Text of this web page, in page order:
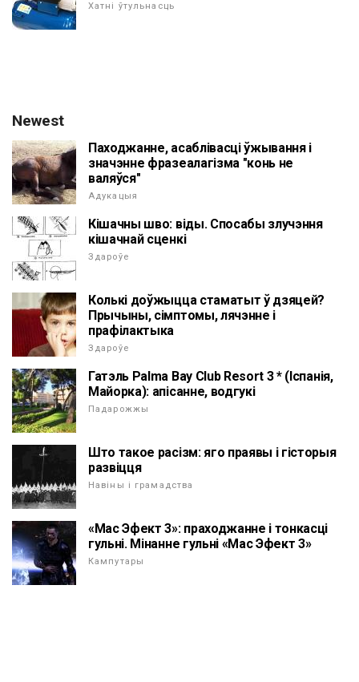
Хатні ўтульнасць
Newest
Паходжанне, асаблівасці ўжывання і
значэнне фразеалагізма "конь не
валяўся"
Адукацыя
Кішачны шво: віды. Спосабы злучэння
кішачнай сценкі
Здароўе
Колькі доўжыцца стаматыт ў дзяцей?
Прычыны, сімптомы, лячэнне і
прафілактыка
Здароўе
Гатэль Palma Bay Club Resort 3 * (Іспанія,
Майорка): апісанне, водгукі
Падарожжы
Што такое расізм: яго праявы і гісторыя
развіцця
Навіны і грамадства
«Мас Эфект 3»: праходжанне і тонкасці
гульні. Мінанне гульні «Мас Эфект 3»
Кампутары